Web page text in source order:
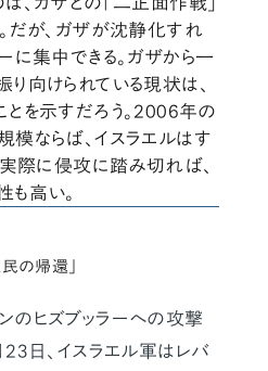
だが、ガザが沈静化すれ
に集中できる。ガザから一
向けられている現状は、
を示すだろう。2006年の
ならば、イスラエルはす
実際に侵攻に踏み切れば、
高い。
の帰還」
のヒズブッラーへの攻撃
23日、イスラエル軍はレバ